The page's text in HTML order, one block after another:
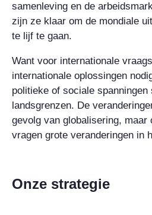
samenleving en de
zijn ze klaar om de mondiale
te lijf te gaan.
Want voor internationale
internationale oplossingen
politieke of sociale spanningen
landsgrenzen. De
gevolg van globalisering, maar
vragen grote veranderingen in
Onze strategie